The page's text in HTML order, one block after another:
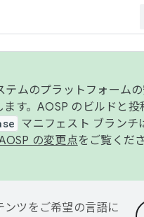
ムのプラットフォーム
す。AOSP のビルドと投
マニフェスト ブランチ
の変更点をご覧くだ
ツをご希望の言語に